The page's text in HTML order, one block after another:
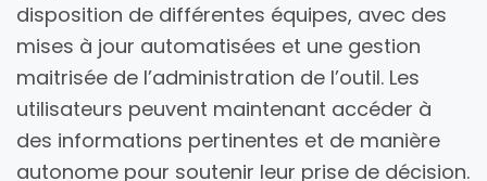
disposition de différentes équipes, avec des
mises à jour automatisées et une gestion
maitrisée de l’administration de l’outil. Les
utilisateurs peuvent maintenant accéder à
des informations pertinentes et de manière
autonome pour soutenir leur prise de décision.